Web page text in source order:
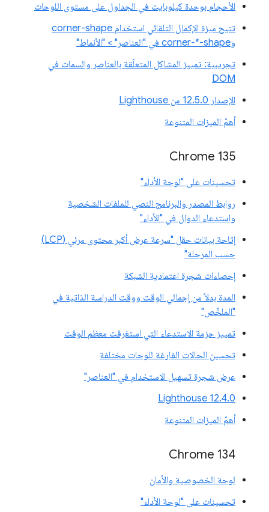
الأحجام بوحدة كيلوبايت في الجداول على مستوى اللوحات
تتيح ميزة الإكمال التلقائي استخدام corner-shape
وcorner-*-shape في "العناصر" > "الأنماط"
تجريبية: تمييز المشاكل المتعلّقة بالعناصر والسمات في
DOM
الإصدار 12.5.0 من Lighthouse
أهمّ الميزات المتنوعة
Chrome 135
تحسينات على "لوحة الأداء"
روابط المصدر والبرنامج النصي للملفات الشخصية
واستدعاء الدوال في "الأداء"
إتاحة بيانات حقل "سرعة عرض أكبر محتوى مرئي (LCP)
حسب المرحلة"
إحصاءات شجرة اعتمادية الشبكة
المدة بدلاً من إجمالي الوقت ووقت الدراسة الذاتية في
"الملخّص"
تمييز حزمة الاستدعاء التي استغرقت معظم الوقت
تحسين الحالات الفارغة للوحات مختلفة
عرض شجرة تسهيل الاستخدام في "العناصر"
‫Lighthouse 12.4.0
أهمّ الميزات المتنوعة
‫Chrome 134
لوحة الخصوصية والأمان
تحسينات على "لوحة الأداء"